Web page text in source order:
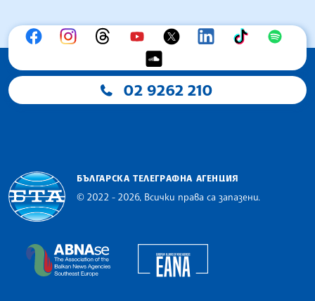
02 9262 210
БЪЛГАРСКА ТЕЛЕГРАФНА АГЕНЦИЯ
© 2022 - 2026, Всички права са запазени.
The Assocoation of the Balkan News Agencies